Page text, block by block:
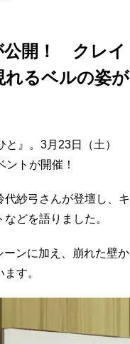
公開！ クレイ
れるベルの姿が
』。3月23日（土）
トが開催！
紗弓さんが登壇し、キ
どを語りました。
ンに加え、崩れた壁か
す。